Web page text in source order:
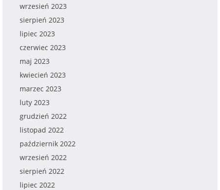
wrzesień 2023
sierpień 2023
lipiec 2023
czerwiec 2023
maj 2023
kwiecień 2023
marzec 2023
luty 2023
grudzień 2022
listopad 2022
październik 2022
wrzesień 2022
sierpień 2022
lipiec 2022